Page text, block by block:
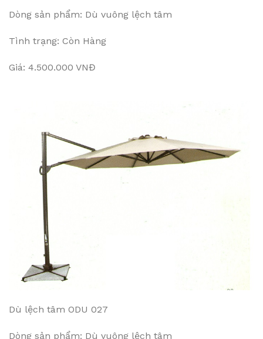
Dòng sản phẩm: Dù vuông lệch tâm
Tình trạng: Còn Hàng
Giá: 4.500.000 VNĐ
Dù lệch tâm ODU 027
Dòng sản phẩm: Dù vuông lệch tâm